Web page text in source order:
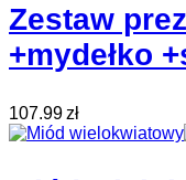
Zestaw
+mydełko
107.99zł